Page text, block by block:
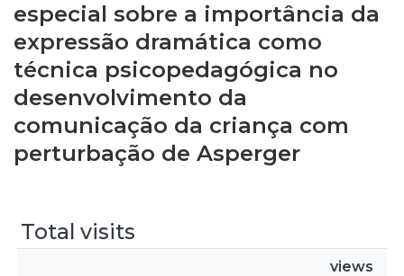
Entities
especial sobre a importância da
expressão dramática como
técnica psicopedagógica no
desenvolvimento da
comunicação da criança com
perturbação de Asperger
Total visits
views